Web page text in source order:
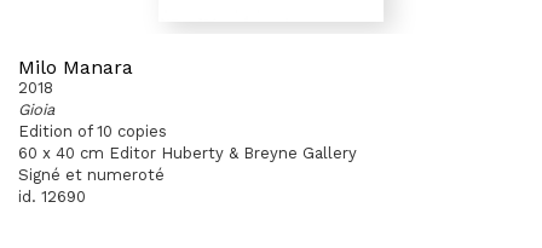
Milo Manara
2018
Gioia
Edition of 10 copies
60 x 40 cm Editor Huberty & Breyne Gallery
Signé et numeroté
id. 12690